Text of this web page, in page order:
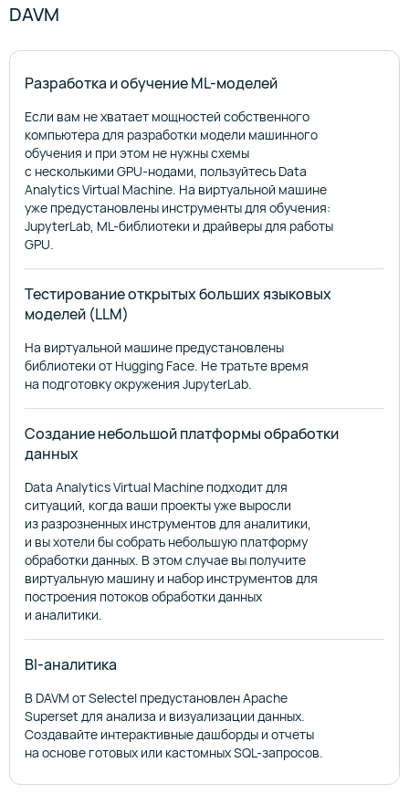
DAVM
Разработка и обучение ML-моделей
Если вам не хватает мощностей собственного
компьютера для разработки модели машинного
обучения и при этом не нужны схемы
с несколькими GPU-нодами, пользуйтесь Data
Analytics Virtual Machine. На виртуальной машине
уже предустановлены инструменты для обучения:
JupyterLab, ML-библиотеки и драйверы для работы
GPU.
Тестирование открытых больших языковых
моделей (LLM)
На виртуальной машине предустановлены
библиотеки от Hugging Face. Не тратьте время
на подготовку окружения JupyterLab.
Создание небольшой платформы обработки
данных
Data Analytics Virtual Machine подходит для
ситуаций, когда ваши проекты уже выросли
из разрозненных инструментов для аналитики,
и вы хотели бы собрать небольшую платформу
обработки данных. В этом случае вы получите
виртуальную машину и набор инструментов для
построения потоков обработки данных
и аналитики.
BI-аналитика
В DAVM от Selectel предустановлен Apache
Superset для анализа и визуализации данных.
Создавайте интерактивные дашборды и отчеты
на основе готовых или кастомных SQL-запросов.